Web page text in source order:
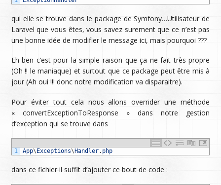
qui elle se trouve dans le package de Symfony…Utilisateur de
Laravel que vous êtes, vous savez surement que ce n’est pas
une bonne idée de modifier le message ici, mais pourquoi ???
Eh ben c’est pour la simple raison que ça ne fait très propre
(Oh !! le maniaque) et surtout que ce package peut être mis à
jour (Ah oui !!! donc notre modification va disparaitre).
Pour éviter tout cela nous allons overrider une méthode
« convertExceptionToResponse » dans notre gestion
d’exception qui se trouve dans
1 App\Exceptions\Handler. php
dans ce fichier il suffit d’ajouter ce bout de code :